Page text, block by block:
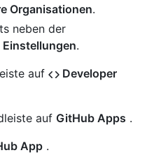
Organisationen.
neben der
Einstellungen.
auf
Developer
auf GitHub Apps .
App .